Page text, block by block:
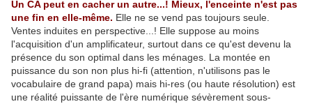
Un CA peut en cacher un autre...! Mieux, l'enceinte n'est pas
une fin en elle-même. Elle ne se vend pas toujours seule.
Ventes induites en perspective...! Elle suppose au moins
l'acquisition d'un amplificateur, surtout dans ce qu'est devenu la
présence du son optimal dans les ménages. La montée en
puissance du son non plus hi-fi (attention, n'utilisons pas le
vocabulaire de grand papa) mais hi-res (ou haute résolution) est
une réalité puissante de l'ère numérique sévèrement sous-